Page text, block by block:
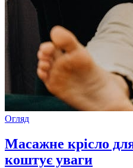
Огляд
Масажне крісло
коштує уваги